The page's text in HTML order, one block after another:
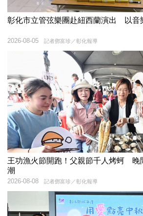
彰化市立管弦樂團赴紐西蘭演出 以音
記者鄧富珍／彰化報導
2026-08-05
王功漁火節開跑！父親節千人烤蚵 晚
潮
記者鄧富珍／彰化報導
2026-08-08